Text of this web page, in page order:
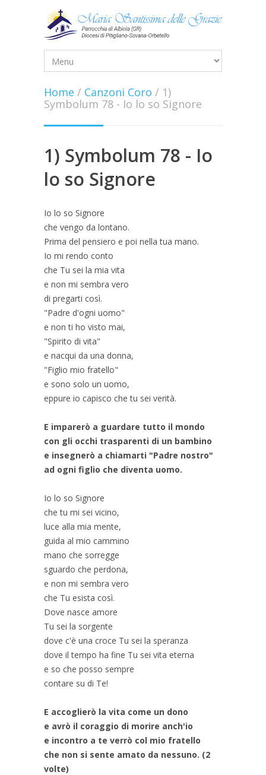
Home / Canzoni Coro / 1)
Symbolum 78 - Io lo so Signore
1) Symbolum 78 - Io
lo so Signore
Io lo so Signore
che vengo da lontano.
Prima del pensiero e poi nella tua mano.
Io mi rendo conto
che Tu sei la mia vita
e non mi sembra vero
di pregarti così.
"Padre d'ogni uomo"
e non ti ho visto mai,
"Spirito di vita"
e nacqui da una donna,
"Figlio mio fratello"
e sono solo un uomo,
eppure io capisco che tu sei verità.
E imparerò a guardare tutto il mondo
con gli occhi trasparenti di un bambino
e insegnerò a chiamarti "Padre nostro"
ad ogni figlio che diventa uomo.
Io lo so Signore
che tu mi sei vicino,
luce alla mia mente,
guida al mio cammino
mano che sorregge
sguardo che perdona,
e non mi sembra vero
che Tu esista così.
Dove nasce amore
Tu sei la sorgente
dove c'è una croce Tu sei la speranza
dove il tempo ha fine Tu sei vita eterna
e so che posso sempre
contare su di Te!
E accoglierò la vita come un dono
e avrò il coraggio di morire anch'io
e incontro a te verrò col mio fratello
che non si sente amato da nessuno. (2
volte)